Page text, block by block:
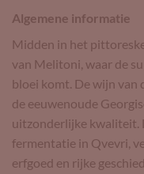
Algemene informatie
Midden in het
van Melitoni, waar de
bloei komt. De wijn van
de eeuwenoude
uitzonderlijke kwaliteit.
fermentatie in Qvevri,
erfgoed en rijke